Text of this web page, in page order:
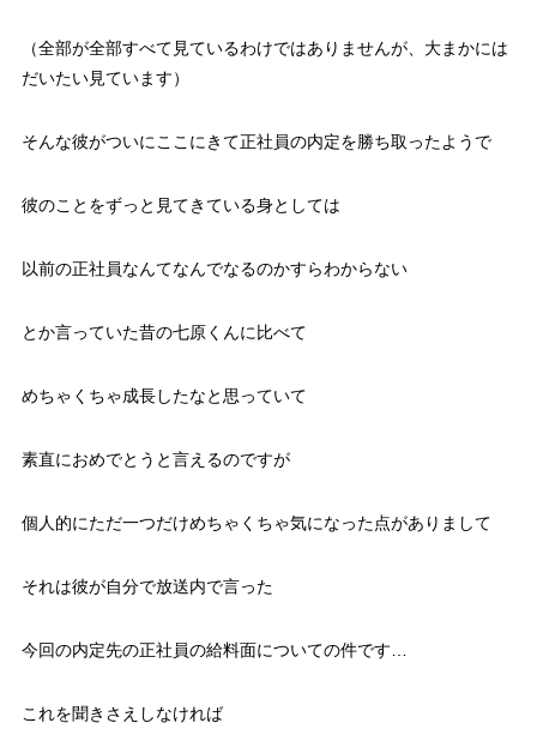
（全部が全部すべて見ているわけではありませんが、大まかには
だいたい見ています）
そんな彼がついにここにきて正社員の内定を勝ち取ったようで
彼のことをずっと見てきている身としては
以前の正社員なんてなんでなるのかすらわからない
とか言っていた昔の七原くんに比べて
めちゃくちゃ成長したなと思っていて
素直におめでとうと言えるのですが
個人的にただ一つだけめちゃくちゃ気になった点がありまして
それは彼が自分で放送内で言った
今回の内定先の正社員の給料面についての件です…
これを聞きさえしなければ